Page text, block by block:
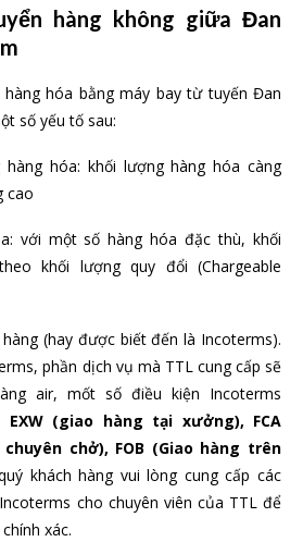
hàng không giữa Đan
hàng hóa bằng máy bay từ tuyến Đan
số yếu tố sau:
hóa: khối lượng hàng hóa càng
cao
với một số hàng hóa đặc thù, khối
khối lượng quy đổi (Chargeable
(hay được biết đến là Incoterms).
phần dịch vụ mà TTL cung cấp sẽ
air, mốt số điều kiện Incoterms
EXW (giao hàng tại xưởng), FCA
chở), FOB (Giao hàng trên
khách hàng vui lòng cung cấp các
cho chuyên viên của TTL để
xác.